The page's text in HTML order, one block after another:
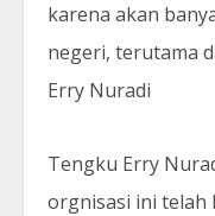
karena akan
negeri, terutama
Erry Nuradi
Tengku Erry
orgnisasi ini telah